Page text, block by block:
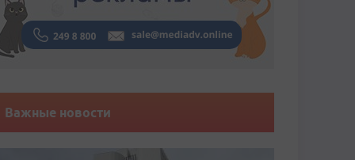
Важные новости